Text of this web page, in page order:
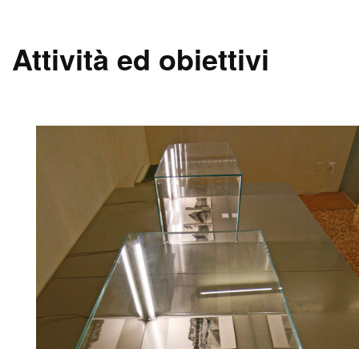
Attività ed obiettivi